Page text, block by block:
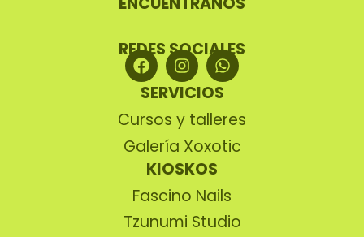
REDES SOCIALES
SERVICIOS
Cursos y talleres
Galería Xoxotic
KIOSKOS
Fascino Nails
Tzunumi Studio